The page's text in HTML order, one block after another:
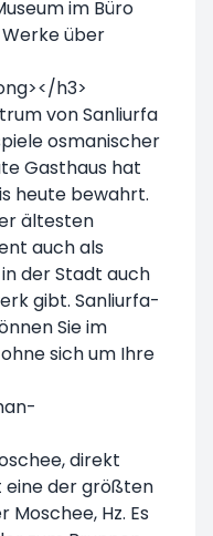
im Büro
über
h3>
von Sanliurfa
osmanischer
Gasthaus hat
heute bewahrt.
ältesten
auch als
der Stadt auch
gibt. Sanliurfa-
Sie im
sich um Ihre
direkt
eine der größten
Moschee, Hz. Es